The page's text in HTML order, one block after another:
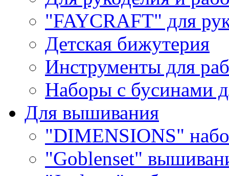
"FAYCRAFT" для
Детская бижутерия
Инструменты для
Наборы с бусинами
Для вышивания
"DIMENSIONS"
"Goblenset"